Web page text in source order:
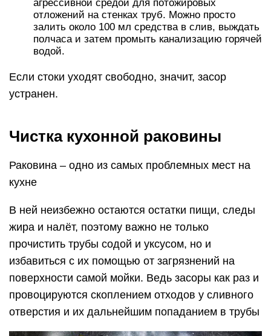
агрессивной средой для потожировых
отложений на стенках труб. Можно просто
залить около 100 мл средства в слив, выждать
полчаса и затем промыть канализацию горячей
водой.
Если стоки уходят свободно, значит, засор
устранен.
Чистка кухонной раковины
Раковина – одно из самых проблемных мест на
кухне
В ней неизбежно остаются остатки пищи, следы
жира и налёт, поэтому важно не только
прочистить трубы содой и уксусом, но и
избавиться с их помощью от загрязнений на
поверхности самой мойки. Ведь засоры как раз и
провоцируются скоплением отходов у сливного
отверстия и их дальнейшим попаданием в трубы